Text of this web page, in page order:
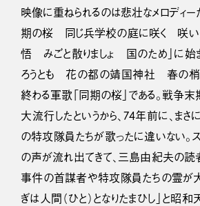
映像に重ねられるのは悲壮なメロディー
期の桜 同じ兵学校の庭に咲く 咲い
悟 みごと散りましょ 国のため」に始
ろうとも 花の都の靖国神社 春の梢
終わる軍歌「同期の桜」である。戦争
大流行したというから、74年前に、ま
の特攻隊員たちが歌ったに違いない。
の声が流れ出てきて、三島由紀夫の読
事件の首謀者や特攻隊員たちの霊が
ぎは人間（ひと）となりたまひし」と昭